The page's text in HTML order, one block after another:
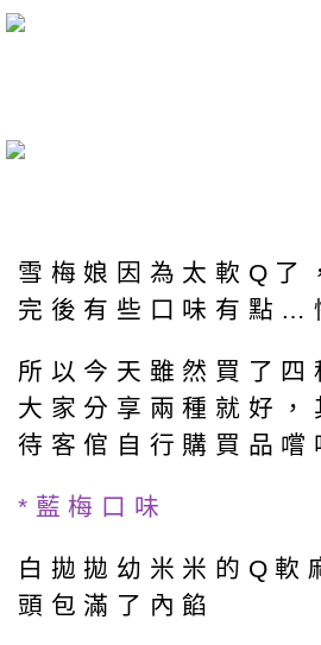
雪梅娘因為太軟Q了
完後有些口味有點…
所以今天雖然買了四
大家分享兩種就好，
待客倌自行購買品嚐
*藍梅口味
白拋拋幼米米的Q軟
頭包滿了內餡